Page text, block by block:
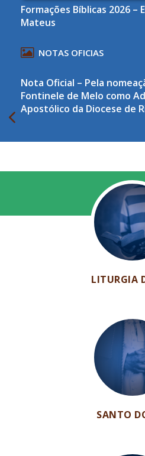
Formações Bíblicas 2026 –
Mateus
NOTAS OFICIAS
Nota Oficial – Pela
Fontinele de Melo como
Apostólico da Diocese de
LITURGIA
SANTO